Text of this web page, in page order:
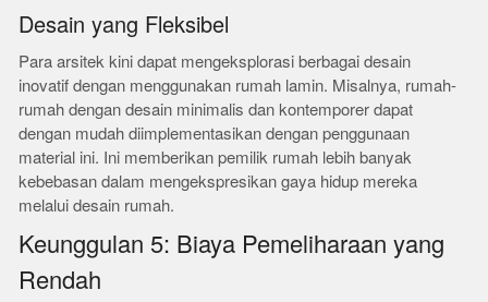
Desain yang Fleksibel
Para arsitek kini dapat mengeksplorasi berbagai desain
inovatif dengan menggunakan rumah lamin. Misalnya, rumah-
rumah dengan desain minimalis dan kontemporer dapat
dengan mudah diimplementasikan dengan penggunaan
material ini. Ini memberikan pemilik rumah lebih banyak
kebebasan dalam mengekspresikan gaya hidup mereka
melalui desain rumah.
Keunggulan 5: Biaya Pemeliharaan yang
Rendah